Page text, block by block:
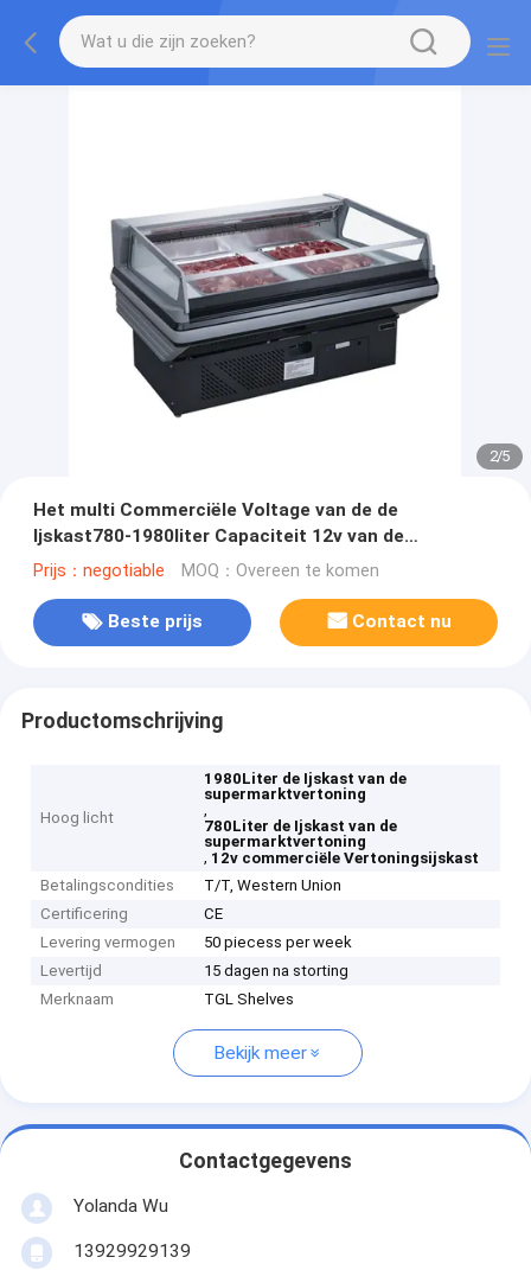
2/5
Het multi Commerciële Voltage van de de
Ijskast780-1980liter Capaciteit 12v van de
Supermarktvertoning
Prijs：negotiable MOQ：Overeen te komen
Beste prijs Contact nu
Productomschrijving
Hoog licht
1980Liter de Ijskast van de
supermarktvertoning
,
780Liter de Ijskast van de
supermarktvertoning
, 12v commerciële Vertoningsijskast
Betalingscondities
T/T, Western Union
Certificering
CE
Levering vermogen
50 piecess per week
Levertijd
15 dagen na storting
Merknaam
TGL Shelves
Bekijk meer
Contactgegevens
Yolanda Wu
13929929139